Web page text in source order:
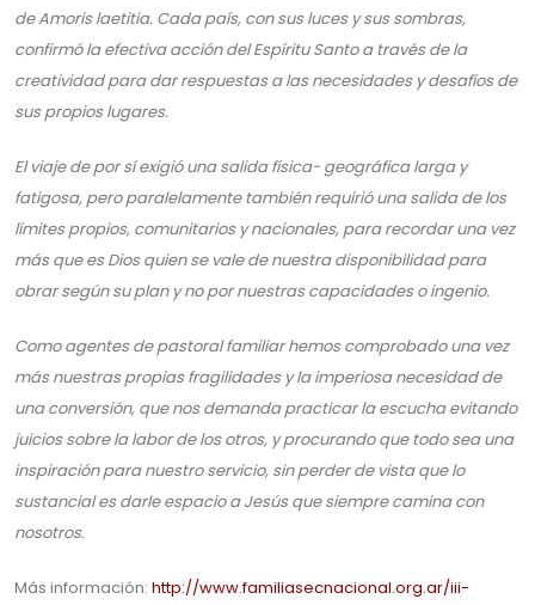
de Amoris laetitia. Cada país, con sus luces y sus sombras,
confirmó la efectiva acción del Espíritu Santo a través de la
creatividad para dar respuestas a las necesidades y desafíos de
sus propios lugares.
El viaje de por sí exigió una salida física- geográfica larga y
fatigosa, pero paralelamente también requirió una salida de los
límites propios, comunitarios y nacionales, para recordar una vez
más que es Dios quien se vale de nuestra disponibilidad para
obrar según su plan y no por nuestras capacidades o ingenio.
Como agentes de pastoral familiar hemos comprobado una vez
más nuestras propias fragilidades y la imperiosa necesidad de
una conversión, que nos demanda practicar la escucha evitando
juicios sobre la labor de los otros, y procurando que todo sea una
inspiración para nuestro servicio, sin perder de vista que lo
sustancial es darle espacio a Jesús que siempre camina con
nosotros.
Más información: http://www.familiasecnacional.org.ar/iii-